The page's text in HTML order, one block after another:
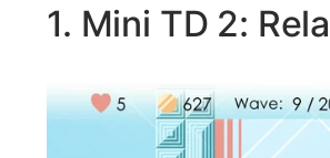
1. Mini TD 2: